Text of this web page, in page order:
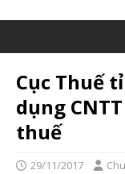
Cục Thuế
dụng
thuế
29/11/2017